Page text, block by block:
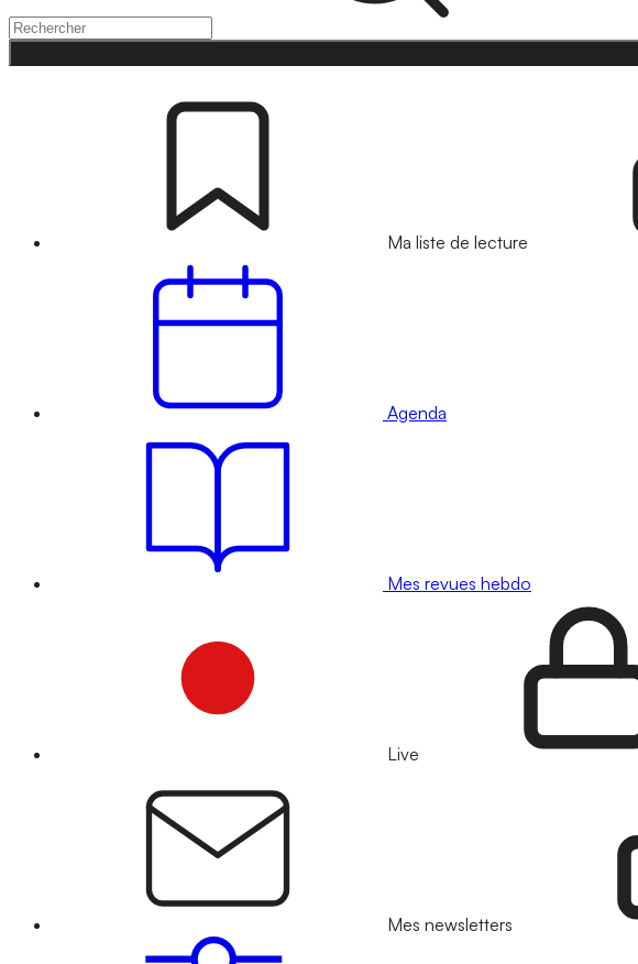
Ma liste de lecture
Agenda
Mes revues hebdo
Live
Mes newsletters